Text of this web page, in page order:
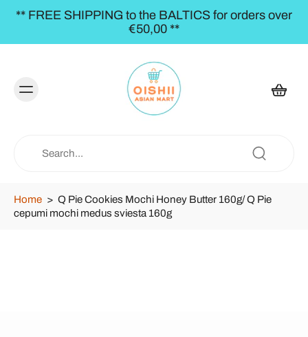
** FREE SHIPPING to the BALTICS for orders over
€50,00 **
Home > Q Pie Cookies Mochi Honey Butter 160g/ Q Pie
cepumi mochi medus sviesta 160g